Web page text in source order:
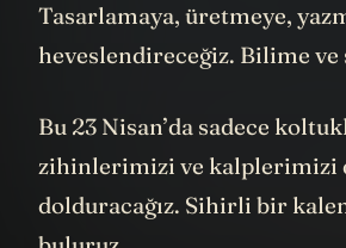
Tasarlamaya, üretmeye,
heveslendireceğiz. Bilime ve
Bu 23 Nisan’da sadece
zihinlerimizi ve kalplerimizi
dolduracağız. Sihirli bir